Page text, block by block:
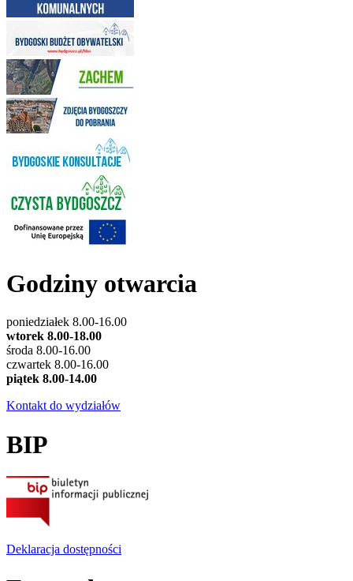
Godziny otwarcia
poniedziałek 8.00-16.00
wtorek 8.00-18.00
środa 8.00-16.00
czwartek 8.00-16.00
piątek 8.00-14.00
Kontakt do wydziałów
BIP
Deklaracja dostępności